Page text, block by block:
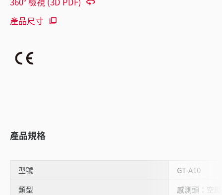
產品尺寸
產品規格
型號
GT-A10
類型
感測頭：空